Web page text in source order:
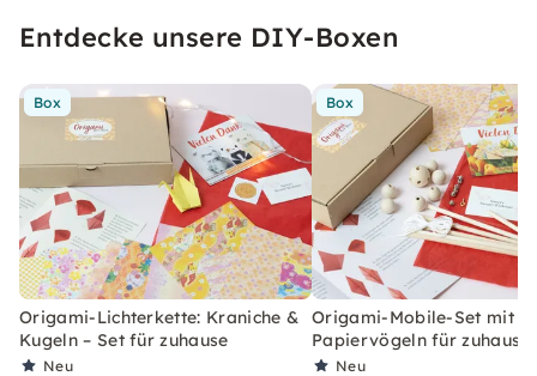
Entdecke unsere DIY-Boxen
Box
Origami-Lichterkette: Kraniche &
Kugeln – Set für zuhause
Neu
Box
Origami-Mobile-Set mit 6
Papiervögeln für zuhause
Neu